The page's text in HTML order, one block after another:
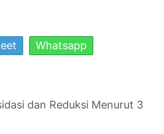
Whatsapp
dan Reduksi Menurut 3